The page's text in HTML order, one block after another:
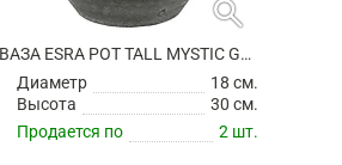
search
ВАЗА ESRA POT TALL MYSTIC GREY
Диаметр
18 см.
Высота
30 см.
Продается по
2 шт.